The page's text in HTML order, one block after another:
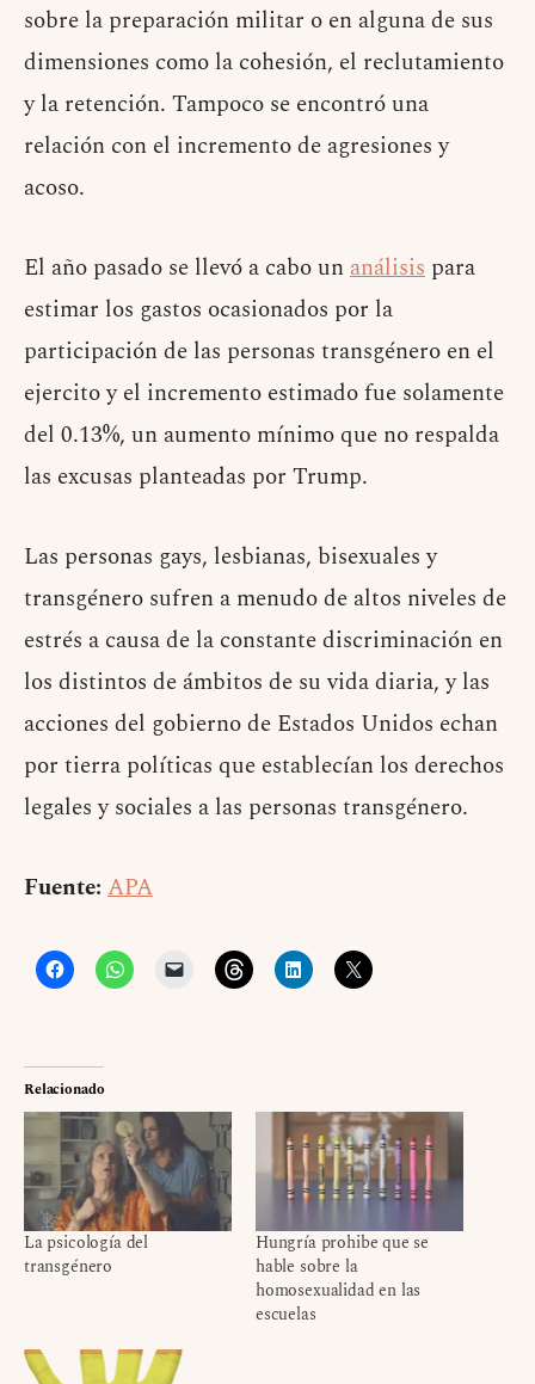
sobre la preparación militar o en alguna de sus
dimensiones como la cohesión, el reclutamiento
y la retención. Tampoco se encontró una
relación con el incremento de agresiones y
acoso.
El año pasado se llevó a cabo unanálisis para
estimar los gastos ocasionados por la
participación de las personas transgénero en el
ejercito y el incremento estimado fue solamente
del 0.13%, un aumento mínimo que no respalda
las excusas planteadas por Trump.
Las personas gays, lesbianas, bisexuales y
transgénero sufren a menudo de altos niveles de
estrés a causa de la constante discriminación en
los distintos de ámbitos de su vida diaria, y las
acciones del gobierno de Estados Unidos echan
por tierra políticas que establecían los derechos
legales y sociales a las personas transgénero.
Fuente: APA
Relacionado
La psicología del
transgénero
Hungría prohibe que se
hable sobre la
homosexualidad en las
escuelas